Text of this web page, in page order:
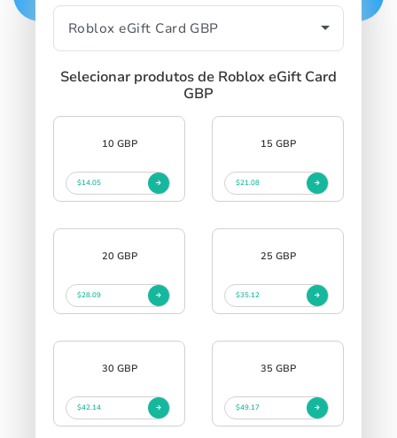
Selecionar produtos de Roblox eGift Card
GBP
10 GBP
$14.05
15 GBP
$21.08
20 GBP
$28.09
25 GBP
$35.12
30 GBP
$42.14
35 GBP
$49.17